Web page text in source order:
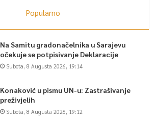
Popularno
Na Samitu gradonačelnika u Sarajevu
očekuje se potpisivanje Deklaracije
Subota, 8 Augusta 2026, 19:14
Konaković u pismu UN-u: Zastrašivanje
preživjelih
Subota, 8 Augusta 2026, 19:12